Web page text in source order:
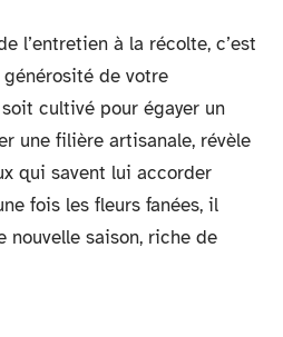
l’entretien à la récolte, c’est
de votre
cultivé pour égayer un
une filière artisanale, révèle
qui savent lui accorder
fois les fleurs fanées, il
nouvelle saison, riche de